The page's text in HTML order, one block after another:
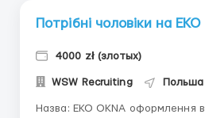
Потрібні чоловіки на
4000 zł (злотых)
WSW Recruiting Польша
Назва: EKO OKNA оформлення в